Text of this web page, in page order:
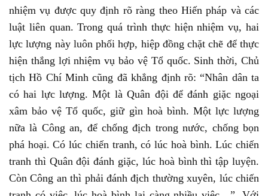
nhiệm vụ được quy định rõ ràng theo Hiến pháp và các
luật liên quan. Trong quá trình thực hiện nhiệm vụ, hai
lực lượng này luôn phối hợp, hiệp đồng chặt chẽ để thực
hiện thắng lợi nhiệm vụ bảo vệ Tổ quốc. Sinh thời, Chủ
tịch Hồ Chí Minh cũng đã khẳng định rõ: “Nhân dân ta
có hai lực lượng. Một là Quân đội để đánh giặc ngoại
xâm bảo vệ Tổ quốc, giữ gìn hoà bình. Một lực lượng
nữa là Công an, để chống địch trong nước, chống bọn
phá hoại. Có lúc chiến tranh, có lúc hoà bình. Lúc chiến
tranh thì Quân đội đánh giặc, lúc hoà bình thì tập luyện.
Còn Công an thì phải đánh địch thường xuyên, lúc chiến